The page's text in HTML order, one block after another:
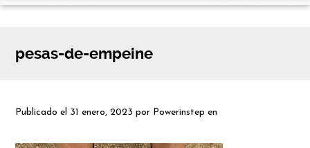
pesas-de-empeine
Publicado el 31 enero, 2023 por Powerinstep en